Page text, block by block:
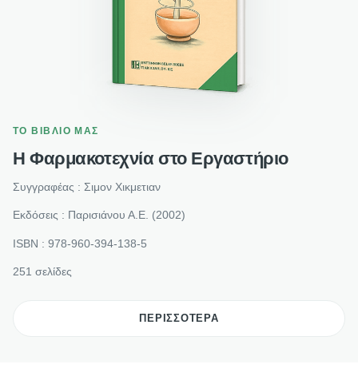
ΤΟ ΒΙΒΛΙΟ ΜΑΣ
Η Φαρμακοτεχνία στο Εργαστήριο
Συγγραφέας : Σιμον Χικμετιαν
Εκδόσεις : Παρισιάνου Α.Ε. (2002)
ISBN : 978-960-394-138-5
251 σελίδες
ΠΕΡΙΣΣΟΤΕΡΑ